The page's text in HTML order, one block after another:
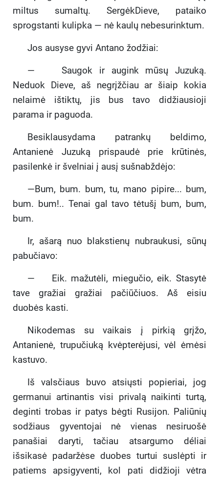
miltus sumaltų. SergėkDieve, pataiko
sprogstanti kulipka — nė kaulų nebesurinktum.
Jos ausyse gyvi Antano žodžiai:
— Saugok ir augink mūsų Juzuką.
Neduok Dieve, aš negrįžčiau ar šiaip kokia
nelaimė ištiktų, jis bus tavo didžiausioji
parama ir paguoda.
Besiklausydama patrankų beldimo,
Antanienė Juzuką prispaudė prie krūtinės,
pasilenkė ir švelniai į ausį sušnabždėjo:
—Bum, bum. bum, tu, mano pipire... bum,
bum. bum!.. Tenai gal tavo tėtušį bum, bum,
bum.
Ir, ašarą nuo blakstienų nubraukusi, sūnų
pabučiavo:
— Eik. mažutėli, miegučio, eik. Stasytė
tave gražiai gražiai pačiūčiuos. Aš eisiu
duobės kasti.
Nikodemas su vaikais į pirkią grįžo,
Antanienė, trupučiuką kvėpterėjusi, vėl ėmėsi
kastuvo.
Iš valsčiaus buvo atsiųsti popieriai, jog
germanui artinantis visi privalą naikinti turtą,
deginti trobas ir patys bėgti Rusijon. Paliūnių
sodžiaus gyventojai nė vienas nesiruošė
panašiai daryti, tačiau atsargumo déliai
išsikasė padaržėse duobes turtui suslėpti ir
patiems apsigyventi, kol pati didžioji vėtra